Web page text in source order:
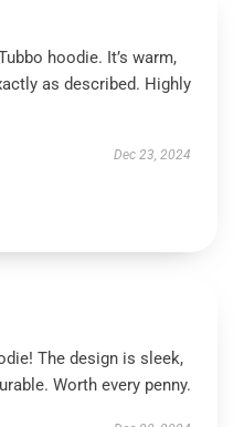
hoodie. It’s warm,
as described. Highly
Dec 23, 2024
The design is sleek,
Worth every penny.